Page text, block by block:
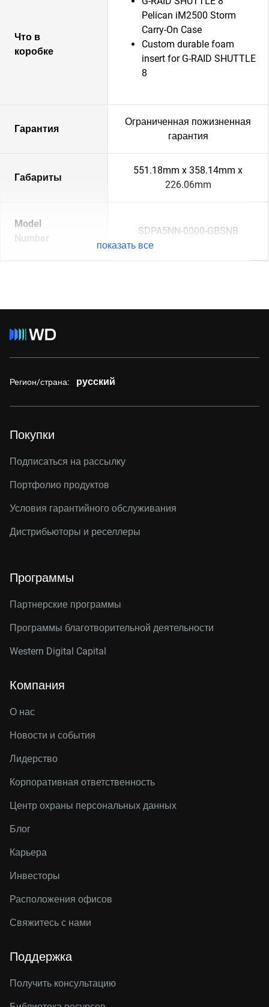
Что в
коробке
Pelican iM2500 Storm
Carry-On Case
Custom durable foam
insert for G-RAID SHUTTLE
8
Гарантия
Ограниченная пожизненная
гарантия
Габариты
551.18mm x 358.14mm x
226.06mm
Model
Number
SDPA5NN-0000-GBSNB
показать все
Регион/страна: русский
Покупки
Подписаться на рассылку
Портфолио продуктов
Условия гарантийного обслуживания
Дистрибьюторы и реселлеры
Программы
Партнерские программы
Программы благотворительной деятельности
Western Digital Capital
Компания
О нас
Новости и события
Лидерство
Корпоративная ответственность
Центр охраны персональных данных
Блог
Карьера
Инвесторы
Расположения офисов
Свяжитесь с нами
Поддержка
Получить консультацию